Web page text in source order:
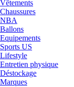
Vêtements
Chaussures
NBA
Ballons
Equipements
Sports US
Lifestyle
Entretien physique
Déstockage
Marques